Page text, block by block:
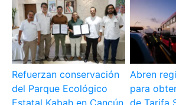
Refuerzan conservación
del Parque Ecológico
Abren
para